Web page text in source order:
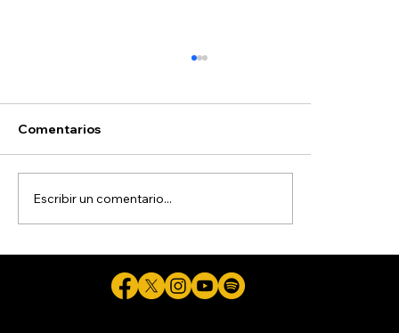
presunta agresión a su novia, de 15
Comentarios
Escribir un comentario...